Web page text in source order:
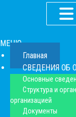
МЕНЮ
Главная
СВЕДЕНИЯ ОБ
Основные
Структура и
организацией
Документы